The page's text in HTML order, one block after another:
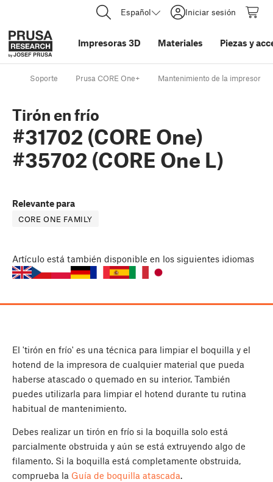
Español Iniciar sesión
Impresoras 3D Materiales Piezas y
Soporte Prusa CORE One+ Mantenimiento de la impresora
Tirón en frío
#31702 (CORE One)
#35702 (CORE One L)
Relevante para
CORE ONE FAMILY
Artículo está también disponible en los siguientes idiomas
El 'tirón en frío' es una técnica para limpiar el boquilla y el
hotend de la impresora de cualquier material que pueda
haberse atascado o quemado en su interior. También
puedes utilizarla para limpiar el hotend durante tu rutina
habitual de mantenimiento.
Debes realizar un tirón en frío si la boquilla solo está
parcialmente obstruida y aún se está extruyendo algo de
filamento. Si la boquilla está completamente obstruida,
comprueba la Guía de boquilla atascada.